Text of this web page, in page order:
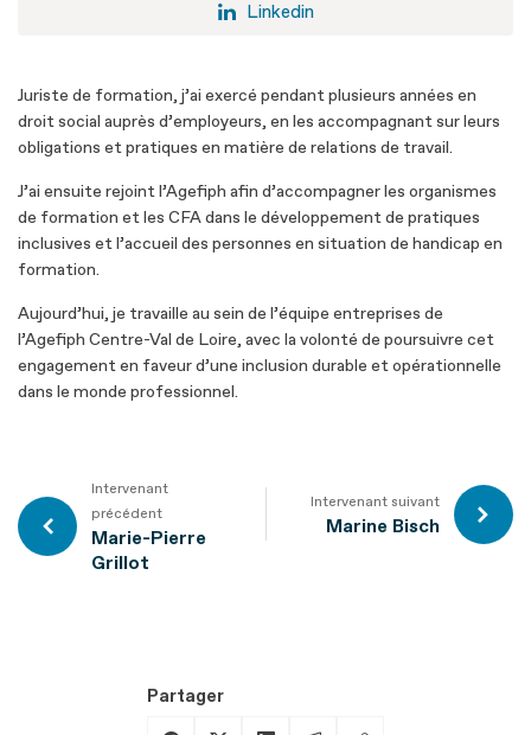
Linkedin
Juriste de formation, j’ai exercé pendant plusieurs années en
droit social auprès d’employeurs, en les accompagnant sur leurs
obligations et pratiques en matière de relations de travail.
J’ai ensuite rejoint l’Agefiph afin d’accompagner les organismes
de formation et les CFA dans le développement de pratiques
inclusives et l’accueil des personnes en situation de handicap en
formation.
Aujourd’hui, je travaille au sein de l’équipe entreprises de
l’Agefiph Centre-Val de Loire, avec la volonté de poursuivre cet
engagement en faveur d’une inclusion durable et opérationnelle
dans le monde professionnel.
Intervenant
précédent
Marie-Pierre
Grillot
Intervenant suivant
Marine Bisch
Partager